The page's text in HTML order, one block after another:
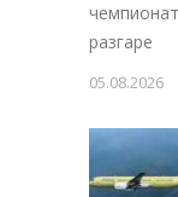
разгаре
05.08.2026